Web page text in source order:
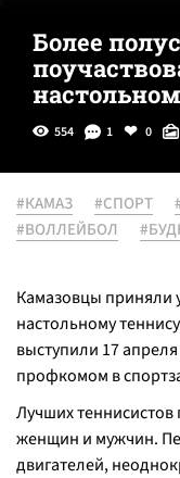
Более
554 1 0
#КАМАЗ #СПОРТ
#ВОЛЛЕЙБОЛ
Камазовцы приняли
настольному
выступили 17
профкомом в
Лучших
женщин и мужчин.
двигателей,